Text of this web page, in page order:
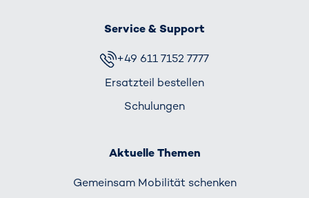
Service & Support
+49 611 7152 7777
Ersatzteil bestellen
Schulungen
Aktuelle Themen
Gemeinsam Mobilität schenken